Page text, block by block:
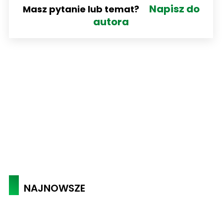
Masz pytanie lub temat?
Napisz do
autora
NAJNOWSZE